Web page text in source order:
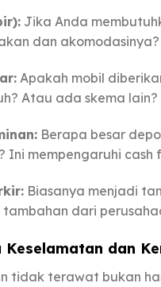
Jika Anda
dan akomodasinya?
Apakah mobil
Atau ada skema lain?
Berapa besar
Ini mempengaruhi cash
Biasanya menjadi
dari
dan
tidak terawat bukan